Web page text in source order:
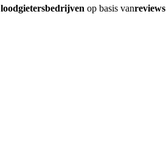
loodgietersbedrijven op basis vanreviews